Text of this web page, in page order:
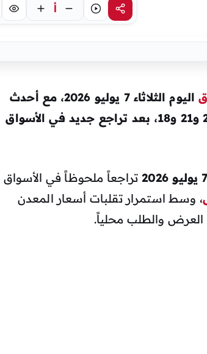
مشاركةاستماع أ تركيز
اليوم الثلاثاء 7 يوليو 2026، مع أحدث
وأربيل لعيارات 24 و22 و21 و18، بعد تراجع جديد في الأسواق
تراجعاً ملحوظاً في الأسواق
، وسط استمرار تقلبات أسعار المعدن
العرض والطلب محلياً.